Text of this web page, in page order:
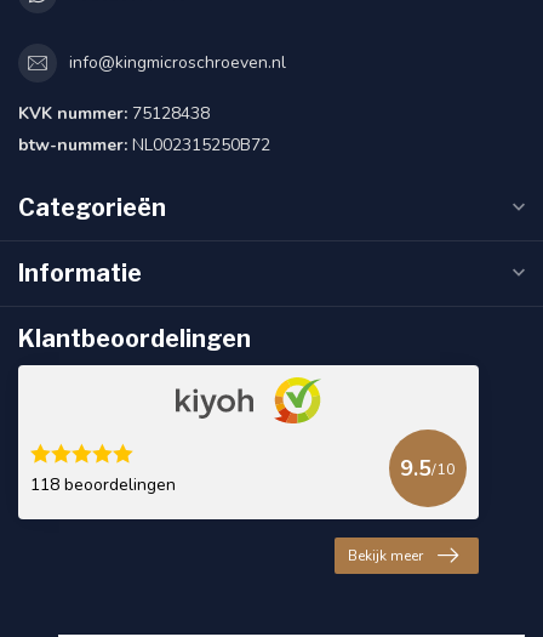
info@kingmicroschroeven.nl
KVK nummer: 75128438
btw-nummer: NL002315250B72
Categorieën
Informatie
Klantbeoordelingen
118 beoordelingen
9.5/10
Bekijk meer